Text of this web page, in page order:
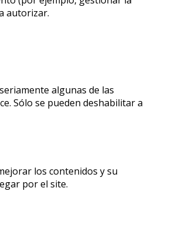
autorizar.
algunas de las
Sólo se pueden deshabilitar a
los contenidos y su
por el site.